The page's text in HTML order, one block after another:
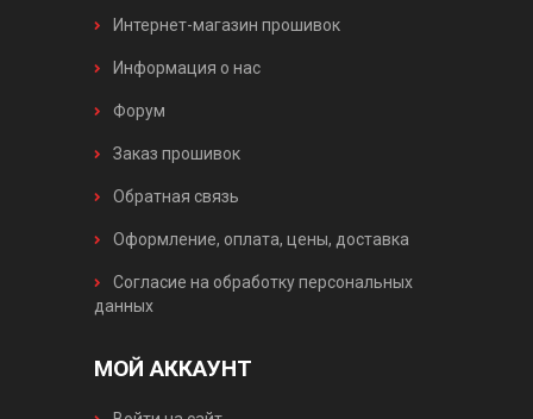
Интернет-магазин прошивок
Информация о нас
Форум
Заказ прошивок
Обратная связь
Оформление, оплата, цены, доставка
Согласие на обработку персональных
данных
МОЙ АККАУНТ